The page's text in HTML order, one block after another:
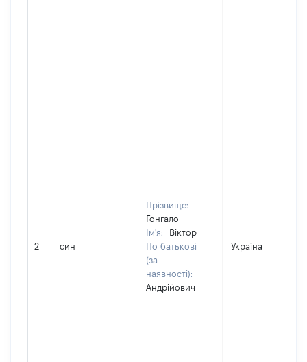
2 син
Прізвище:
Гонгало
Ім'я:
Віктор
По батькові
(за
наявності):
Андрійович
Україна